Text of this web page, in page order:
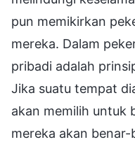
pun memikirkan
mereka. Dalam
pribadi adalah
Jika suatu tempat
akan memilih untuk
mereka akan